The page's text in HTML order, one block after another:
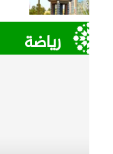
رياضة